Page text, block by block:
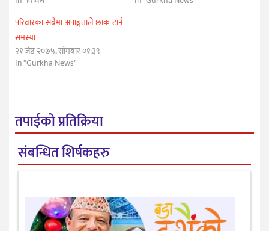
परिवारका सबैमा अपाङ्गताले छाक टार्न
समस्या
२१ जेष्ठ २०७५, सोमबार ०१:३९
In "Gurkha News"
तपाईको प्रतिक्रिया
संबन्धित शिर्षकहरु